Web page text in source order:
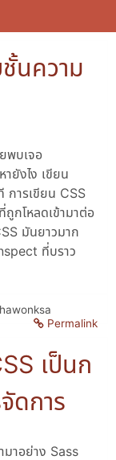
นความ
พบเจอ
ยังไง เขียน
การเขียน CSS
กโหลดเข้ามาต่อ
มันยาวมาก
ที่บราว
Permalink
เป็นก
ดการ
าอย่าง Sass